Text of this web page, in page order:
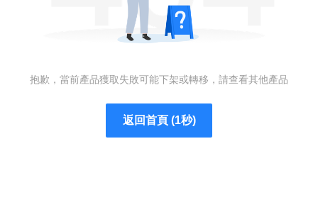
抱歉，當前產品獲取失敗可能下架或轉移，請查看其他產品
返回首頁 (1秒)